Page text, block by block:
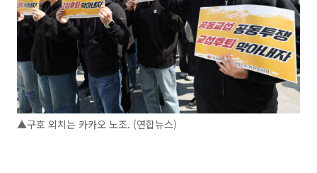
▲구호 외치는 카카오 노조. (연합뉴스)